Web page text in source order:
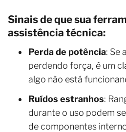
Sinais de que sua
assistência técnica:
Perda de potência: Se
perdendo força, é um
algo não está
Ruídos estranhos:
durante o uso podem
de componentes